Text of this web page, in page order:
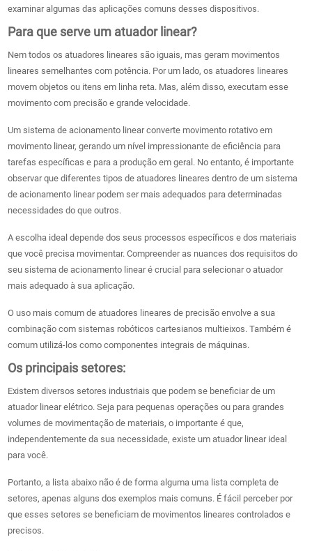
examinar algumas das aplicações comuns desses dispositivos.
Para que serve um atuador linear?
Nem todos os atuadores lineares são iguais, mas geram movimentos
lineares semelhantes com potência. Por um lado, os atuadores lineares
movem objetos ou itens em linha reta. Mas, além disso, executam esse
movimento com precisão e grande velocidade.
Um sistema de acionamento linear converte movimento rotativo em
movimento linear, gerando um nível impressionante de eficiência para
tarefas específicas e para a produção em geral. No entanto, é importante
observar que diferentes tipos de atuadores lineares dentro de um sistema
de acionamento linear podem ser mais adequados para determinadas
necessidades do que outros.
A escolha ideal depende dos seus processos específicos e dos materiais
que você precisa movimentar. Compreender as nuances dos requisitos do
seu sistema de acionamento linear é crucial para selecionar o atuador
mais adequado à sua aplicação.
O uso mais comum de atuadores lineares de precisão envolve a sua
combinação com sistemas robóticos cartesianos multieixos. Também é
comum utilizá-los como componentes integrais de máquinas.
Os principais setores:
Existem diversos setores industriais que podem se beneficiar de um
atuador linear elétrico. Seja para pequenas operações ou para grandes
volumes de movimentação de materiais, o importante é que,
independentemente da sua necessidade, existe um atuador linear ideal
para você.
Portanto, a lista abaixo não é de forma alguma uma lista completa de
setores, apenas alguns dos exemplos mais comuns. É fácil perceber por
que esses setores se beneficiam de movimentos lineares controlados e
precisos.